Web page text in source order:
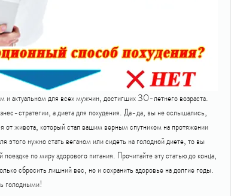
актуальном для всех мужчин, достигших 30-летнего возраста.
стратегии, а диета для похудения. Да-да, вы не ослышались,
от живота, который стал вашим верным спутником на протяжении
этого нужно стать веганом или сидеть на голодной диете, то вы
по миру здорового питания. Прочитайте эту статью до конца,
сбросить лишний вес, но и сохранить здоровье на долгие годы.
голодными!